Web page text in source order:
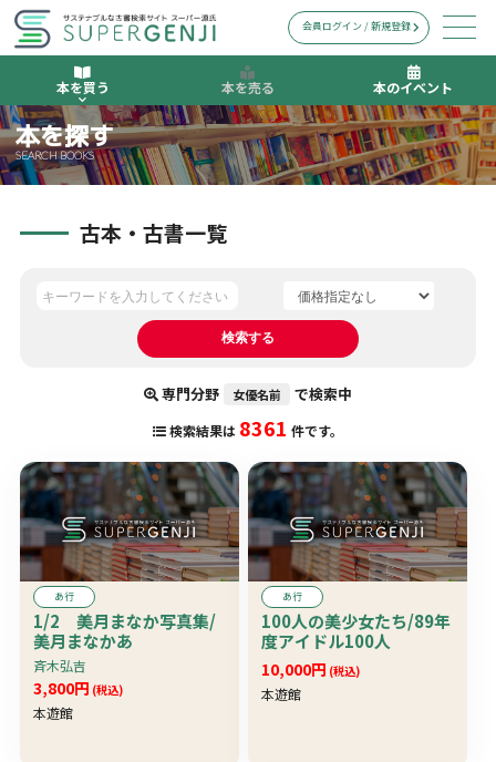
本を買う 本を売る 本のイベント
会員ログイン / 新規登録
本を探す
SEARCH BOOKS
古本・古書一覧
専門分野 女優名前 で検索中
検索結果は 8361 件です。
あ行
1/2 美月まなか写真集/
美月まなかあ
斉木弘吉
3,800円 (税込)
本遊館
あ行
100人の美少女たち/89年
度アイドル100人
10,000円 (税込)
本遊館